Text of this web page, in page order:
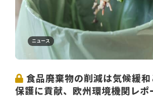
ニュース
食品廃棄物の削減は気候緩
保護に貢献、欧州環境機関レポ